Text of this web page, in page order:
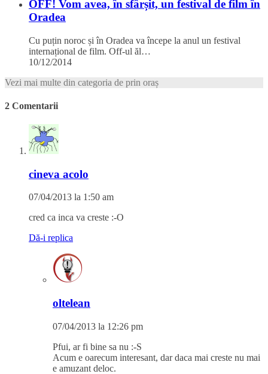
OFF! Vom avea, în sfârșit, un festival de film în
Oradea
Cu puțin noroc și în Oradea va începe la anul un festival
internațional de film. Off-ul ăl…
10/12/2014
Vezi mai multe din categoria de prin oraș
2 Comentarii
cineva acolo
07/04/2013 la 1:50 am
cred ca inca va creste :-O
Dă-i replica
oltelean
07/04/2013 la 12:26 pm
Pfui, ar fi bine sa nu :-S
Acum e oarecum interesant, dar daca mai creste nu mai
e amuzant deloc.